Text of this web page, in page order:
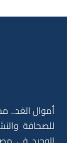
أموال الغد..
للصحافة